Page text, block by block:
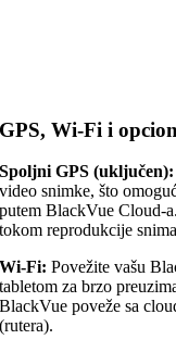
GPS, Wi-Fi i
Spoljni GPS (uključen):
video snimke, što
putem BlackVue Cloud-
tokom reprodukcije
Wi-Fi: Povežite vašu
tabletom za brzo
BlackVue poveže sa
(rutera).